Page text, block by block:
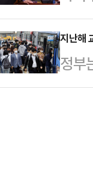
'러브
대표
와
이
부에
후로
의원
지난해
정부
협의